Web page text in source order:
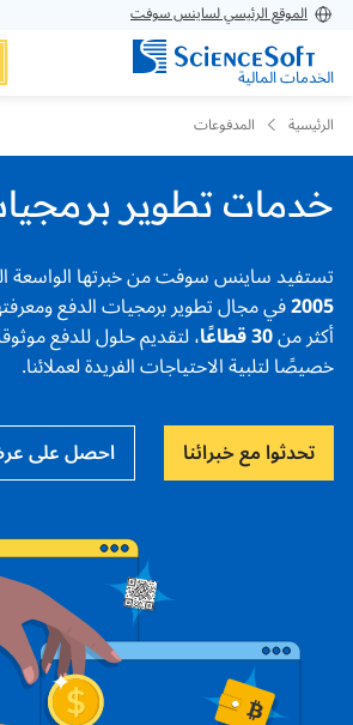
الموقع الرئيسي لساينس سوفت
الخدمات المالية
الرئيسية المدفوعات
خدمات تطوير
تستفيد ساينس سوفت من خبرتها الواسعة
2005في مجال تطوير برمجيات الدفع
أكثر من30 قطاعًا ، لتقديم حلول للدفع
خصيصًا لتلبية الاحتياجات الفريدة لعملائنا.
تحدثوا مع خبرائنا احصل على